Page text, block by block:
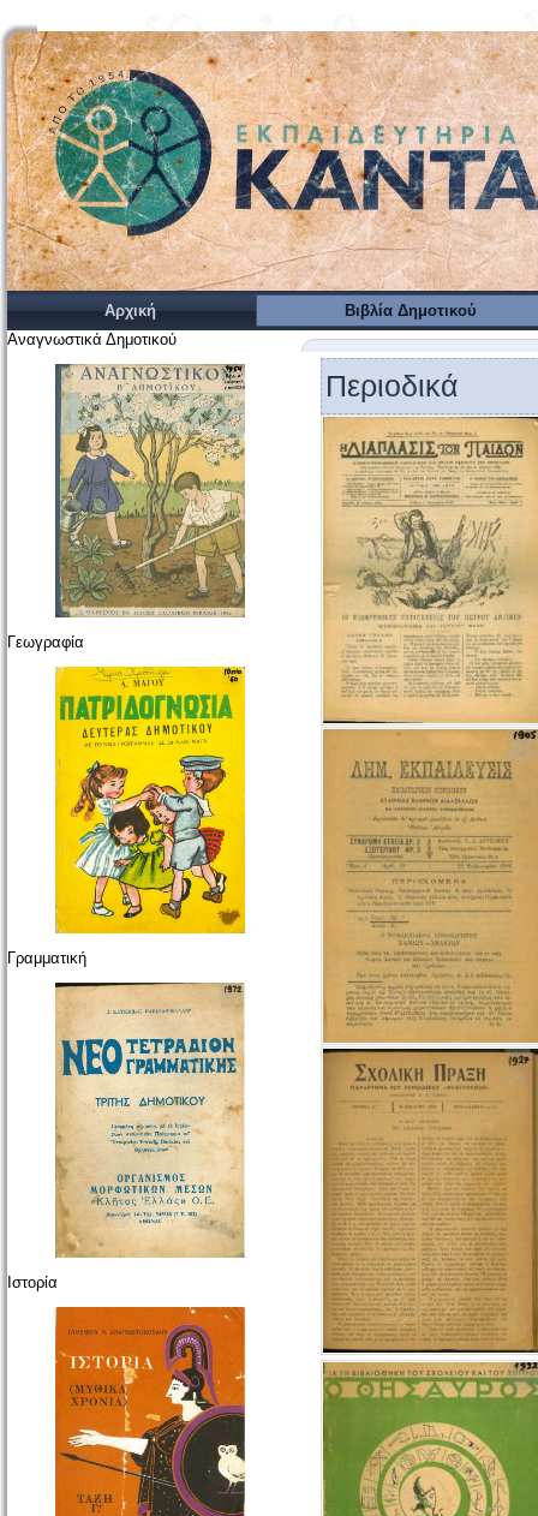
Αρχική
Βιβλία Δημοτικού
Αναγνωστικά Δημοτικού
Γεωγραφία
Γραμματική
Ιστορία
Περιοδικά